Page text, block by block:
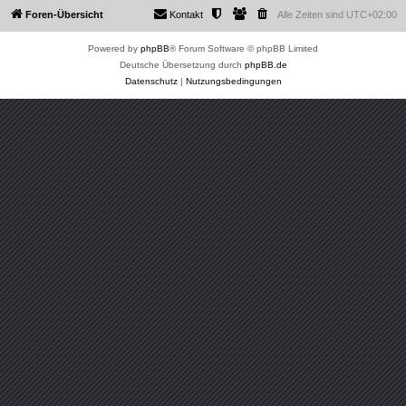
Foren-Übersicht Alle Zeiten sind UTC+02:00
Kontakt
Powered by phpBB® Forum Software © phpBB Limited
Deutsche Übersetzung durch phpBB.de
Datenschutz| Nutzungsbedingungen